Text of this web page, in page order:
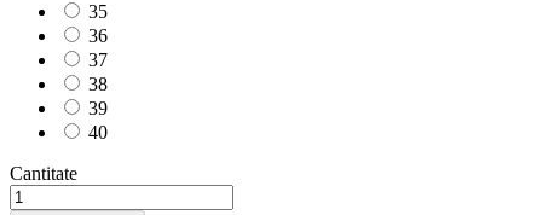
35
36
37
38
39
40
Cantitate